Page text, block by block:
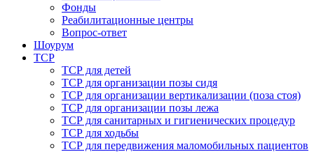
Фонды
Реабилитационные центры
Вопрос-ответ
Шоурум
ТСР
ТСР для детей
ТСР для организации позы сидя
ТСР для организации вертикализации (поза стоя)
ТСР для организации позы лежа
ТСР для санитарных и гигиенических процедур
ТСР для ходьбы
ТСР для передвижения маломобильных пациентов